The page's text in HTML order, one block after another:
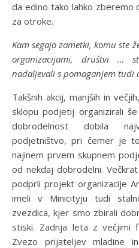
da edino tako lahko zberemo
za otroke.
Kam segajo zametki, komu ste
organizacijami, društvi …
nadaljevali s pomaganjem tudi
Takšnih akcij, manjših in
sklopu podjetij organizirali
dobrodelnost dobila
podjetništvo, pri čemer je
najinem prvem skupnem
od nekdaj dobrodelni.
podprli projekt organizacije
imeli v Minicityju tudi
zvezdica, kjer smo zbirali
stiski. Zadnja leta z večjimi
Zvezo prijateljev mladine